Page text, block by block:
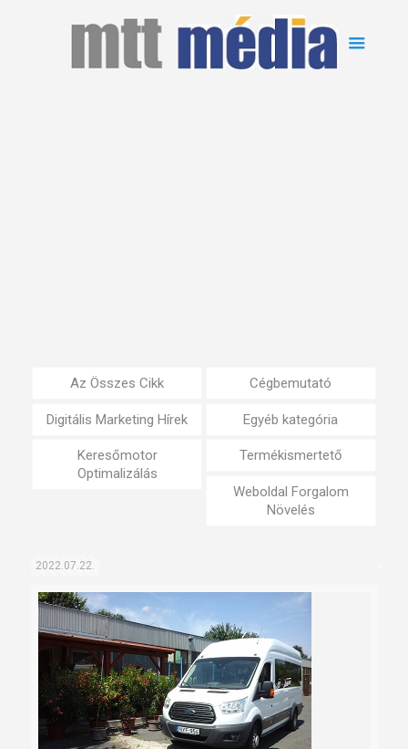
Az Összes Cikk Cégbemutató
Digitális Marketing Hírek Egyéb kategória
Keresőmotor
Optimalizálás
Termékismertető
Weboldal Forgalom
Növelés
2022.07.22.